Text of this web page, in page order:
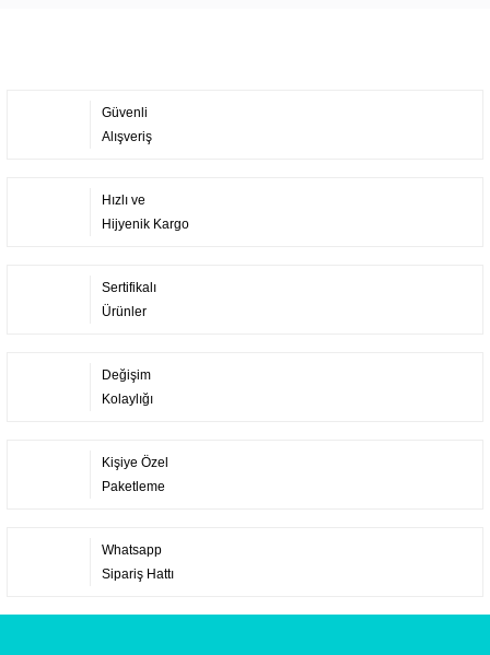
Güvenli
Alışveriş
Hızlı ve
Hijyenik Kargo
Sertifikalı
Ürünler
Değişim
Kolaylığı
Kişiye Özel
Paketleme
Whatsapp
Sipariş Hattı